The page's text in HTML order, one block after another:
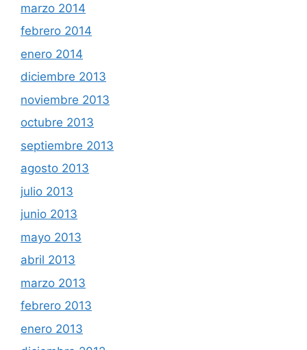
marzo 2014
febrero 2014
enero 2014
diciembre 2013
noviembre 2013
octubre 2013
septiembre 2013
agosto 2013
julio 2013
junio 2013
mayo 2013
abril 2013
marzo 2013
febrero 2013
enero 2013